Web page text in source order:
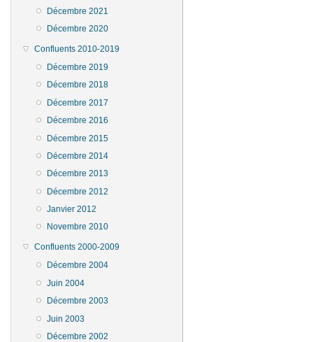
Décembre 2021
Décembre 2020
Confluents 2010-2019
Décembre 2019
Décembre 2018
Décembre 2017
Décembre 2016
Décembre 2015
Décembre 2014
Décembre 2013
Décembre 2012
Janvier 2012
Novembre 2010
Confluents 2000-2009
Décembre 2004
Juin 2004
Décembre 2003
Juin 2003
Décembre 2002